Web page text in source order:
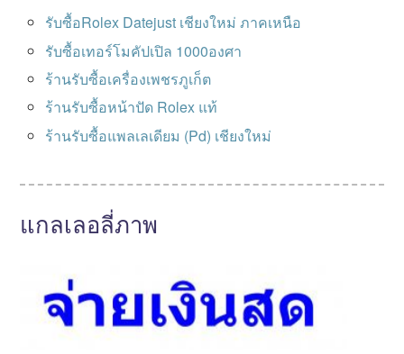
รับซื้อRolex Datejust เชียงใหม่ ภาคเหนือ
รับซื้อเทอร์โมคัปเปิล 1000องศา
ร้านรับซื้อเครื่องเพชรภูเก็ต
ร้านรับซื้อหน้าปัด Rolex แท้
ร้านรับซื้อแพลเลเดียม (Pd) เชียงใหม่
แกลเลอลี่ภาพ